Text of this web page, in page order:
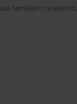
familiari conviventi,